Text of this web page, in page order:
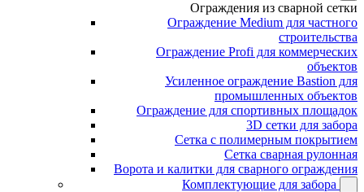
Ограждения из сварной сетки
Ограждение Medium для частного
строительства
Ограждение Profi для коммерческих
объектов
Усиленное ограждение Bastion для
промышленных объектов
Ограждение для спортивных площадок
3D сетки для забора
Сетка с полимерным покрытием
Сетка сварная рулонная
Ворота и калитки для сварного ограждения
Комплектующие для забора